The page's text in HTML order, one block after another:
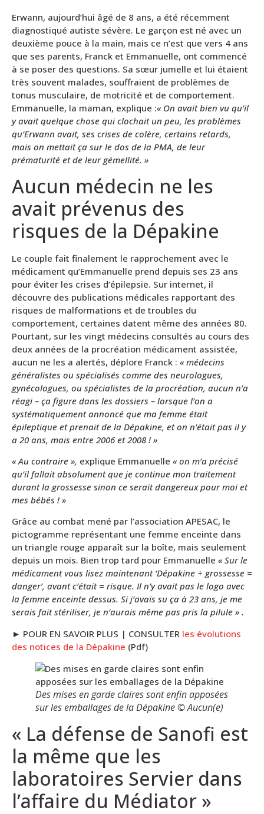
Erwann, aujourd’hui âgé de 8 ans, a été récemment
diagnostiqué autiste sévère. Le garçon est né avec un
deuxième pouce à la main, mais ce n’est que vers 4 ans
que ses parents, Franck et Emmanuelle, ont commencé
à se poser des questions. Sa sœur jumelle et lui étaient
très souvent malades, souffraient de problèmes de
tonus musculaire, de motricité et de comportement.
Emmanuelle, la maman, explique :« On avait bien vu qu’il
y avait quelque chose qui clochait un peu, les problèmes
qu’Erwann avait, ses crises de colère, certains retards,
mais on mettait ça sur le dos de la PMA, de leur
prématurité et de leur gémellité. »
Aucun médecin ne les
avait prévenus des
risques de la Dépakine
Le couple fait finalement le rapprochement avec le
médicament qu’Emmanuelle prend depuis ses 23 ans
pour éviter les crises d’épilepsie. Sur internet, il
découvre des publications médicales rapportant des
risques de malformations et de troubles du
comportement, certaines datent même des années 80.
Pourtant, sur les vingt médecins consultés au cours des
deux années de la procréation médicament assistée,
aucun ne les a alertés, déplore Franck : « médecins
généralistes ou spécialisés comme des neurologues,
gynécologues, ou spécialistes de la procréation, aucun n’a
réagi – ça figure dans les dossiers – lorsque l’on a
systématiquement annoncé que ma femme était
épileptique et prenait de la Dépakine, et on n’était pas il y
a 20 ans, mais entre 2006 et 2008 ! »
« Au contraire », explique Emmanuelle « on m’a précisé
qu’il fallait absolument que je continue mon traitement
durant la grossesse sinon ce serait dangereux pour moi et
mes bébés ! »
Grâce au combat mené par l’association APESAC, le
pictogramme représentant une femme enceinte dans
un triangle rouge apparaît sur la boîte, mais seulement
depuis un mois. Bien trop tard pour Emmanuelle « Sur le
médicament vous lisez maintenant ‘Dépakine + grossesse =
danger’, avant c’était = risque. Il n’y avait pas le logo avec
la femme enceinte dessus. Si j’avais su ça à 23 ans, je me
serais fait stériliser, je n’aurais même pas pris la pilule » .
► POUR EN SAVOIR PLUS | CONSULTER les évolutions
des notices de la Dépakine (Pdf)
Des mises en garde claires sont enfin apposées
sur les emballages de la Dépakine © Aucun(e)
« La défense de Sanofi est
la même que les
laboratoires Servier dans
l’affaire du Médiator »